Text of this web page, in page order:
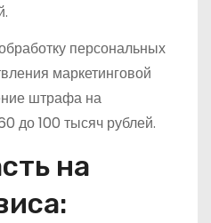
персональных
маркетинговой
штрафа на
до 100 тысяч рублей.
на